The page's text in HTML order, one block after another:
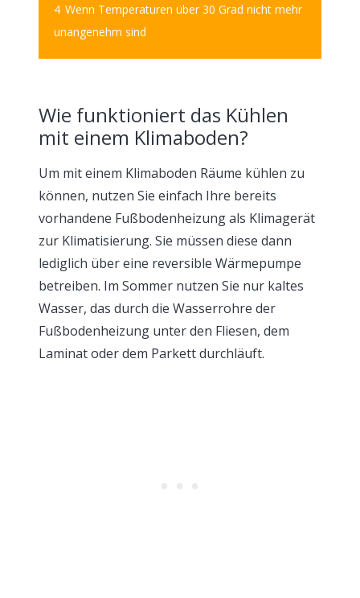
4 Wenn Temperaturen über 30 Grad nicht mehr
unangenehm sind
Wie funktioniert das Kühlen
mit einem Klimaboden?
Um mit einem Klimaboden Räume kühlen zu
können, nutzen Sie einfach Ihre bereits
vorhandene Fußbodenheizung als Klimagerät
zur Klimatisierung. Sie müssen diese dann
lediglich über eine reversible Wärmepumpe
betreiben. Im Sommer nutzen Sie nur kaltes
Wasser, das durch die Wasserrohre der
Fußbodenheizung unter den Fliesen, dem
Laminat oder dem Parkett durchläuft.